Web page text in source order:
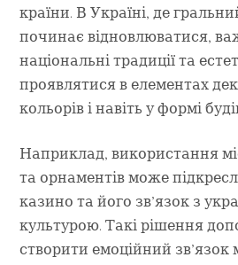
країни. В Україні, де
починає відновлюватися,
національні традиції та
проявлятися в елементах
кольорів і навіть у формі
Наприклад, використання
та орнаментів може
казино та його зв’язок з
культурою. Такі рішення
створити емоційний зв’язок